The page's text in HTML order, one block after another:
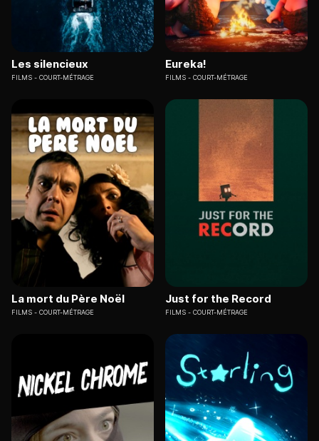
Les silencieux
FILMS COURT-MÉTRAGE
Eureka!
FILMS COURT-MÉTRAGE
La mort du Père Noël
FILMS COURT-MÉTRAGE
Just for the Record
FILMS COURT-MÉTRAGE